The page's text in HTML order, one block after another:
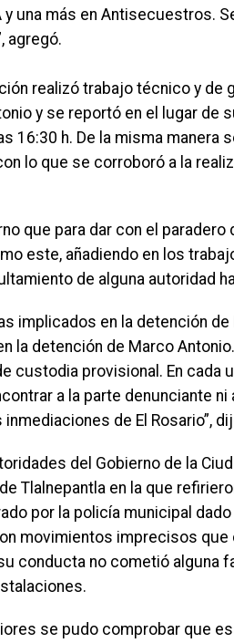
y una más en Antisecuestros.
agregó.
realizó trabajo técnico y de
y se reportó en el lugar de
16:30 h. De la misma manera
lo que se corroboró a la
que para dar con el
este, añadiendo en los
de alguna autoridad
implicados en la detención
la detención de Marco
custodia provisional. En cada
a la parte denunciante
de El Rosario”,
del Gobierno de la
Tlalnepantla en la que
por la policía municipal
movimientos imprecisos
conducta no cometió alguna
se pudo comprobar que